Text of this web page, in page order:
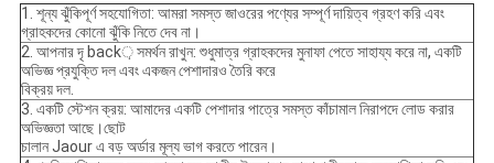
1. শূন্য ঝুঁকিপূর্ণ সহযোগিতা: আমরা সমস্ত জাওরের পণ্যের সম্পূর্ণ দায়িত্ব গ্রহণ করি এবং
গ্রাহকদের কোনো ঝুঁকি নিতে দেব না।
2. আপনার দৃ back় সমর্থন রাখুন: শুধুমাত্র গ্রাহকদের মুনাফা পেতে সাহায্য করে না, একটি
অভিজ্ঞ প্রযুক্তি দল এবং একজন পেশাদারও তৈরি করে
বিক্রয় দল.
3. একটি স্টেশন ক্রয়: আমাদের একটি পেশাদার পাত্রে সমস্ত কাঁচামাল নিরাপদে লোড করার
অভিজ্ঞতা আছে।ছোট
চালান Jaour এ বড় অর্ডার মূল্য ভাগ করতে পারেন।